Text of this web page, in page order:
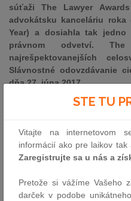
súťaži The Lawyer
advokátsku kanceláriu
Year) a dosiahla tak
právnom odvetví.
najrešpektovanejších
Slávnostné odovzdávanie
dňa 27. júna 2017.
Advokátska kancelária
posledných 12 mesiacoch,
Austrálii, Kolumbii, Mexiku,
Holandsku. Ďalej boli
vývoja a aplikácia nových
súčasnú podobu právnej
STE TU
Vitajte na internetovom
informácií ako pre laikov tak
Zaregistrujte sa u nás a
Pretože si vážíme Vašeho
darček v podobe